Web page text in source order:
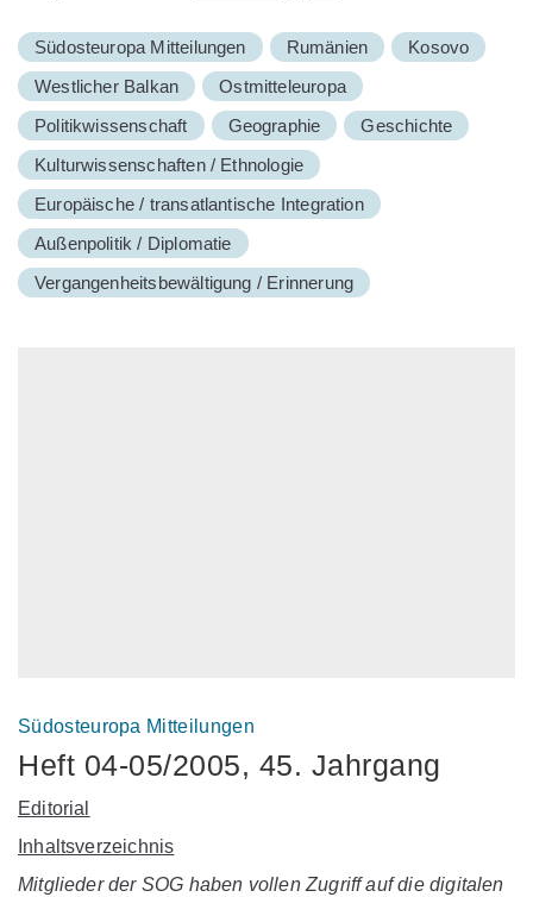
Südosteuropa Mitteilungen Rumänien
Kosovo
Westlicher Balkan
Ostmitteleuropa
Politikwissenschaft
Geographie
Geschichte
Kulturwissenschaften / Ethnologie
Europäische / transatlantische Integration
Außenpolitik / Diplomatie
Vergangenheitsbewältigung / Erinnerung
Südosteuropa Mitteilungen
Heft 04-05/2005, 45. Jahrgang
Editorial
Inhaltsverzeichnis
Mitglieder der SOG haben vollen Zugriff auf die digitalen